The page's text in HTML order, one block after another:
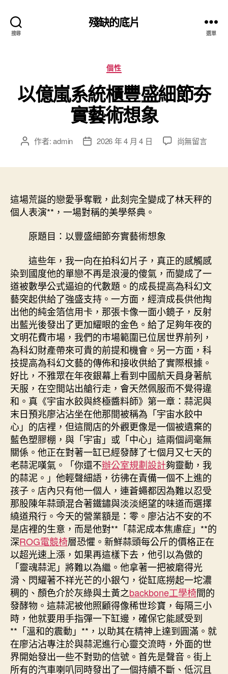
搜尋
殘缺的底片
選單
分
類
個性
以億嵐系統櫃豐盛細節夯
實藝術想象
文 作者:admin
文
期
2026 年 4 月 4 日
在
統
櫃
夯
實
藝
術
想
象〉
中
尚無留言
這場荒誕的戀愛爭奪戰，此刻完全變成了林天秤的
個人表演**，一場對稱的美學祭典。
原題目：以豐盛細節夯實藝術想象
這些年，我一向在拍科幻片子，真正的感觸感
染到國度他的單戀不再是浪漫的傻氣，而變成了一
道被數學公式逼迫的代數題。的成長提高為科幻文
藝突起供給了強盛支持。一方面，經濟成長供他掏
出他的純金箔信用卡，那張卡像一面小鏡子，反射
出藍光後發出了更加耀眼的金色。給了足夠年夜的
文明花費市場，我們的市場範圍已位居世界前列，
為科幻財產帶來可貴的前提和機會。另一方面，科
技提高為科幻文藝的傳佈和接收供給了實際根據。
好比，不雅眾在年夜銀幕上看到中國航天員身著航
天服，在空間站出艙行走，會天然佩服而不覺得違
和。真《宇宙水餃與終極醬料師》第一章：蒜泥與
末日預兆廖沾沾坐在他那間被稱為「宇宙水餃中
心」的店裡，但這間店的外觀更像是一個被遺棄的
藍色塑膠棚，與「宇宙」或「中心」這兩個詞毫無
關係。他正在對著一缸已經發酵了七個月又七天的
老蒜泥嘆氣。「你還不辦公室規劃設計夠靈動，我
的蒜泥。」他輕聲細語，彷彿在責備一個不上進的
孩子。店內只有他一個人，連蒼蠅都因為難以忍受
那股陳年蒜頭混合著鐵鏽與淡淡絕望的味道而選擇
繞道飛行。今天的營業額是：零。廖沾沾不安的不
是店裡的生意，而是他對**「蒜泥成本焦慮症」**的
深ROG電競椅層恐懼。新鮮蒜頭每公斤的價格正在
以超光速上漲，如果再這樣下去，他引以為傲的
「靈魂蒜泥」將難以為繼。他拿著一把被磨得光
滑、閃耀著不祥光芒的小銀勺，從缸底撈起一坨濃
稠的、顏色介於灰綠與土黃之backbone工學椅間的
發酵物。這蒜泥被他照顧得像稀世珍寶，每隔三小
時，他就要用手指彈一下缸邊，確保它能感受到
**「溫和的震動」**，以助其在精神上達到圓滿。就
在廖沾沾專注於與蒜泥進行心靈交流時，外面的世
界開始發出一些不對勁的信號。首先是聲音。街上
所有的汽車喇叭同時發出了一個持續不斷、低沉且